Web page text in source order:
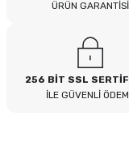
ÜRÜN GARANTİSİ
256 BİT SSL
İLE GÜVENLİ